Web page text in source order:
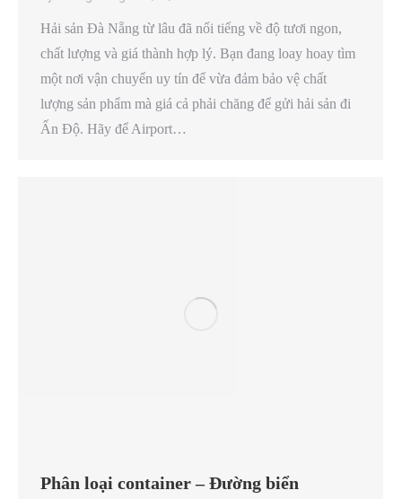
Hải sản Đà Nẵng từ lâu đã nổi tiếng về độ tươi ngon,
chất lượng và giá thành hợp lý. Bạn đang loay hoay tìm
một nơi vận chuyển uy tín để vừa đảm bảo vệ chất
lượng sản phẩm mà giá cả phải chăng để gửi hải sản đi
Ấn Độ. Hãy để Airport…
Phân loại container – Đường biển